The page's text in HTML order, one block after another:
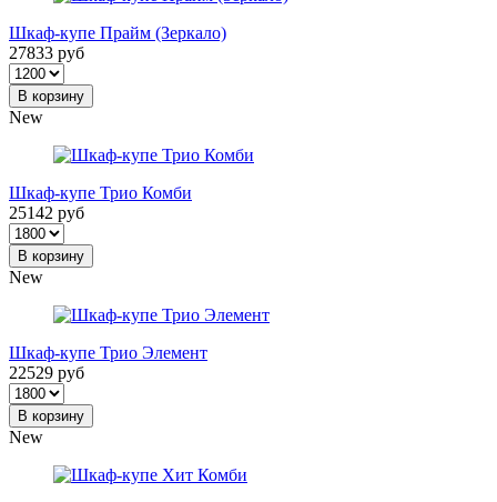
Шкаф-купе Прайм (Зеркало)
27833 руб
В корзину
New
Шкаф-купе Трио Комби
25142 руб
В корзину
New
Шкаф-купе Трио Элемент
22529 руб
В корзину
New